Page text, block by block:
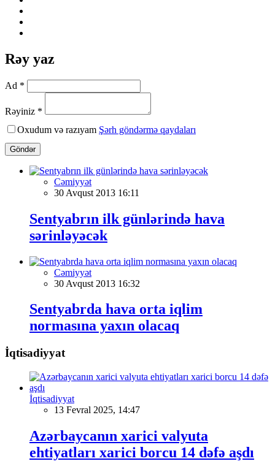
Rəy yaz
Ad *
Rəyiniz *
Oxudum və razıyam Şərh göndərmə qaydaları
Göndər
Cəmiyyət
30 Avqust 2013 16:11
Sentyabrın ilk günlərində hava
sərinləyəcək
Cəmiyyət
30 Avqust 2013 16:32
Sentyabrda hava orta iqlim
normasına yaxın olacaq
İqtisadiyyat
İqtisadiyyat
13 Fevral 2025, 14:47
Azərbaycanın xarici valyuta
ehtiyatları xarici borcu 14 dəfə aşdı